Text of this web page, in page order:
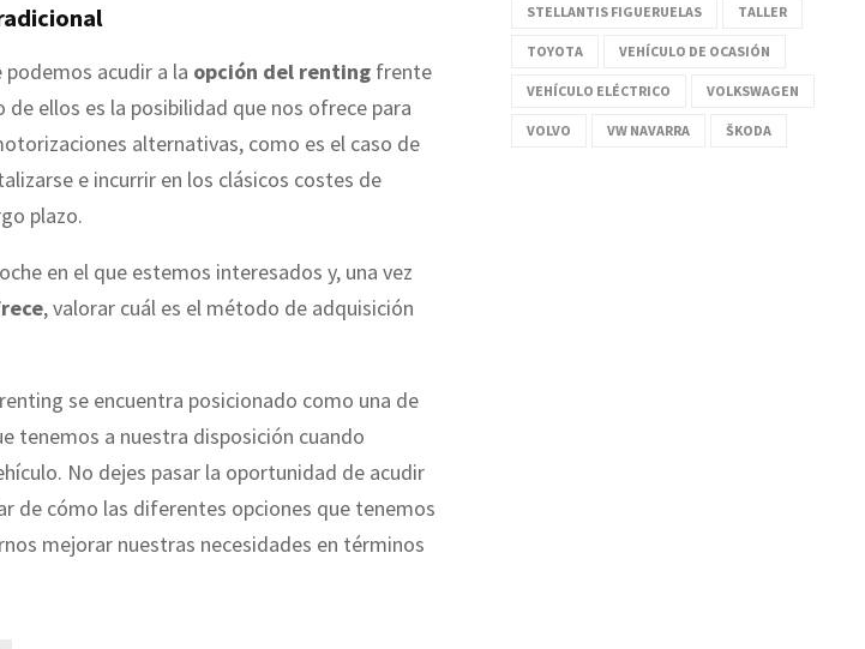
acudir a la opción del renting frente
ellos es la posibilidad que nos ofrece para
alternativas, como es el caso de
e incurrir en los clásicos costes de
plazo.
en el que estemos interesados y, una vez
, valorar cuál es el método de adquisición
se encuentra posicionado como una de
tenemos a nuestra disposición cuando
No dejes pasar la oportunidad de acudir
de cómo las diferentes opciones que tenemos
mejorar nuestras necesidades en términos
STELLANTIS FIGUERUELAS TALLER
TOYOTA VEHÍCULO DE OCASIÓN
VEHÍCULO ELÉCTRICO VOLKSWAGEN
VOLVO VW NAVARRA ŠKODA